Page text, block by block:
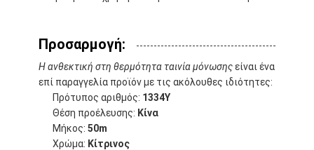
Αντιμέτωπο φύλλο αλουμινίου έγγραφο της Kraft
Ύφασμα φίμπεργκλας φύλλων αλουμινίου αργιλίου
Scrim φύλλων αλουμινίου ταινία
Ταινία αγωγών υφασμάτων
Προσαρμογή:
Η ανθεκτική στη θερμότητα ταινία μόνωσηςείναι ένα
επί παραγγελία προϊόν με τις ακόλουθες ιδιότητες:
Πρότυπος αριθμός: 1334Y
Θέση προέλευσης: Κίνα
Μήκος:50m
Χρώμα: Κίτρινος